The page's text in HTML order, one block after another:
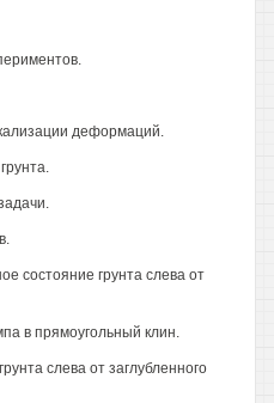
деформаций.
состояние грунта слева от
в прямоугольный клин.
слева от заглубленного